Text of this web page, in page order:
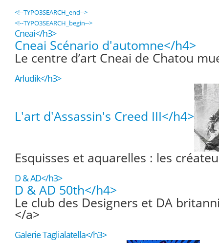
<!--TYPO3SEARCH_end-->
<!--TYPO3SEARCH_begin-->
Cneai</h3>
Cneai Scénario d'automne</h4>
Le centre d’art Cneai de Chatou
Arludik</h3>
L'art d'Assassin's Creed III</h4>
Esquisses et aquarelles : les
D & AD</h3>
D & AD 50th</h4>
Le club des Designers et DA
</a>
Galerie Taglialatella</h3>